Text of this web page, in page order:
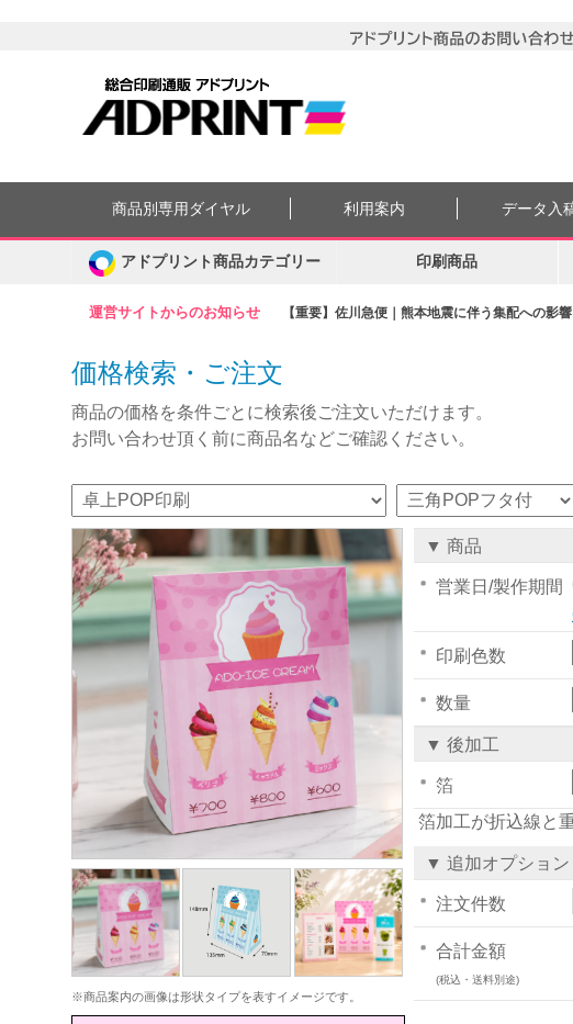
運営サイトからのお知らせ 【重要】佐川急便｜熊本地震に伴う集配への影
商品別専用ダイヤル 利用案内 データ入
アドプリント商品カテゴリー 印刷商品
価格検索・ご注文
商品の価格を条件ごとに検索後ご注文いただけます。
お問い合わせ頂く前に商品名などご確認ください。
※商品案内の画像は形状タイプを表すイメージです。
▼ 商品
営業日/製作期間
印刷色数
数量
▼ 後加工
箔
箔加工が折込線と
▼ 追加オプション
注文件数
合計金額
(税込・送料別途)